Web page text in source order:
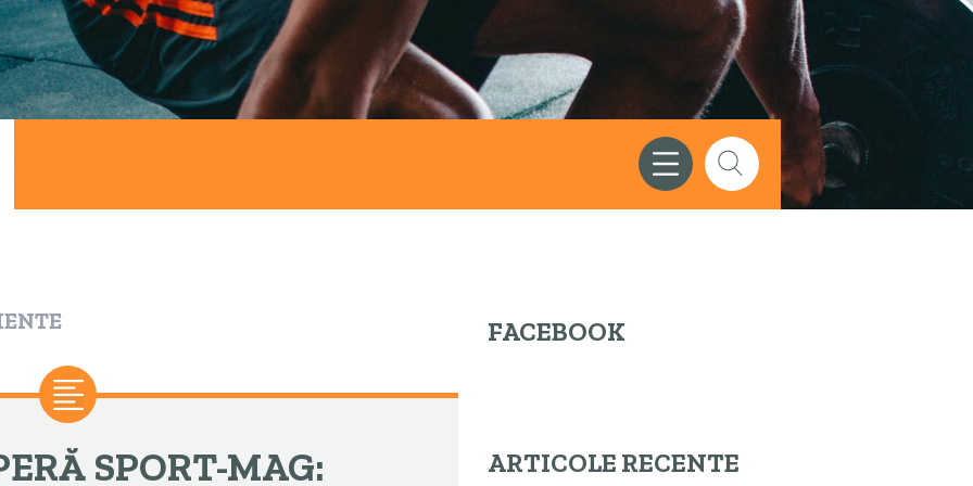
SPORT-MAG:
FACEBOOK
ARTICOLE RECENTE